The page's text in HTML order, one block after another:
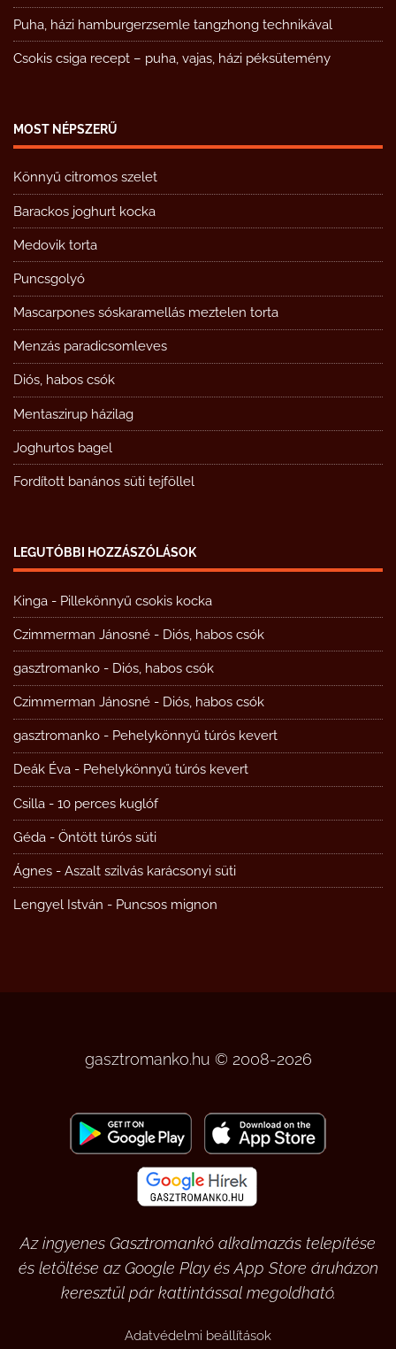
Puha, házi hamburgerzsemle tangzhong technikával
Csokis csiga recept – puha, vajas, házi péksütemény
MOST NÉPSZERŰ
Könnyű citromos szelet
Barackos joghurt kocka
Medovik torta
Puncsgolyó
Mascarpones sóskaramellás meztelen torta
Menzás paradicsomleves
Diós, habos csók
Mentaszirup házilag
Joghurtos bagel
Fordított banános süti tejföllel
LEGUTÓBBI HOZZÁSZÓLÁSOK
Kinga - Pillekönnyű csokis kocka
Czimmerman Jánosné - Diós, habos csók
gasztromanko - Diós, habos csók
Czimmerman Jánosné - Diós, habos csók
gasztromanko - Pehelykönnyű túrós kevert
Deák Éva - Pehelykönnyű túrós kevert
Csilla - 10 perces kuglóf
Géda - Öntött túrós süti
Ágnes - Aszalt szilvás karácsonyi süti
Lengyel István - Puncsos mignon
gasztromanko.hu © 2008-2026
Az ingyenes Gasztromankó alkalmazás telepítése
és letöltése az Google Play és App Store áruházon
keresztül pár kattintással megoldható.
Adatvédelmi beállítások